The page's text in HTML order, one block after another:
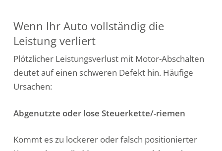
Wenn Ihr Auto vollständig die
Leistung verliert
Plötzlicher Leistungsverlust mit Motor-Abschalten
deutet auf einen schweren Defekt hin. Häufige
Ursachen:
Abgenutzte oder lose Steuerkette/-riemen
Kommt es zu lockerer oder falsch positionierter